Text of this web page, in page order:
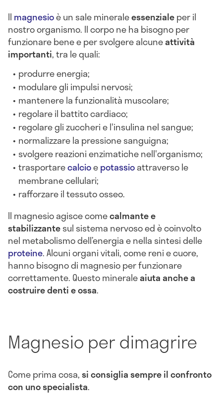
Il magnesioè un sale mineraleessenzialeper il
nostro organismo. Il corpo ne ha bisogno per
funzionare bene e per svolgere alcuneattività
importanti, tra le quali:
produrre energia;
modulare gli impulsi nervosi;
mantenere la funzionalità muscolare;
regolare il battito cardiaco;
regolare gli zuccheri e l'insulina nel sangue;
normalizzare la pressione sanguigna;
svolgere reazioni enzimatiche nell'organismo;
trasportarecalcioepotassioattraverso le
membrane cellulari;
rafforzare il tessuto osseo.
Il magnesio agisce comecalmante e
stabilizzantesul sistema nervoso ed è coinvolto
nel metabolismo dell’energia e nella sintesi delle
proteine. Alcuni organi vitali, come reni e cuore,
hanno bisogno di magnesio per funzionare
correttamente. Questo mineraleaiuta anche a
costruire denti e ossa.
Magnesio per dimagrire
Come prima cosa,si consiglia sempre il confronto
con uno specialista.